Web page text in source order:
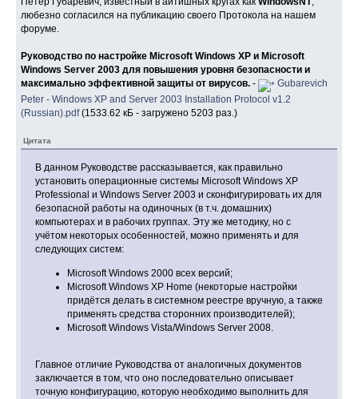
любезно согласился на публикацию своего Протокола на нашем
форуме.
Руководство по настройке Microsoft Windows XP и Microsoft
Windows Server 2003 для повышения уровня безопасности и
максимально эффективной защиты от вирусов.-
Gubarevich
Peter - Windows XP and Server 2003 Installation Protocol v1.2
(Russian).pdf(1533.62 кБ - загружено 5203 раз.)
Цитата
В данном Руководстве рассказывается, как правильно
установить операционные системы Microsoft Windows XP
Professional и Windows Server 2003 и сконфигурировать их для
безопасной работы на одиночных (в т.ч. домашних)
компьютерах и в рабочих группах. Эту же методику, но с
учётом некоторых особенностей, можно применять и для
следующих систем:
Microsoft Windows 2000 всех версий;
Microsoft Windows XP Home (некоторые настройки
придётся делать в системном реестре вручную, а также
применять средства сторонних производителей);
Microsoft Windows Vista/Windows Server 2008.
Главное отличие Руководства от аналогичных документов
заключается в том, что оно последовательно описывает
точную конфигурацию, которую необходимо выполнить для